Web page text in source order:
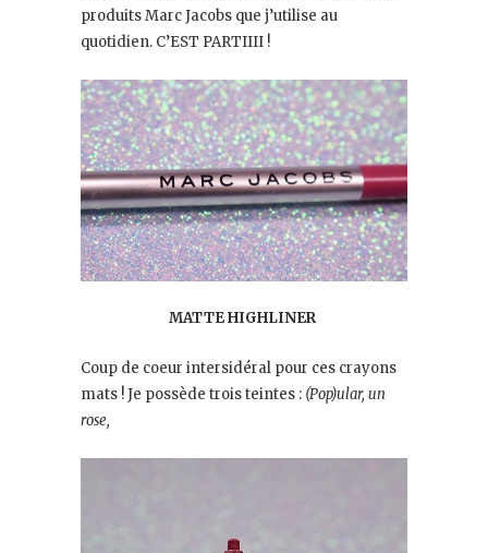
produits Marc Jacobs que j’utilise au
quotidien. C’EST PARTIIII !
MATTE HIGHLINER
Coup de coeur intersidéral pour ces crayons
mats ! Je possède trois teintes : (Pop)ular, un
rose,